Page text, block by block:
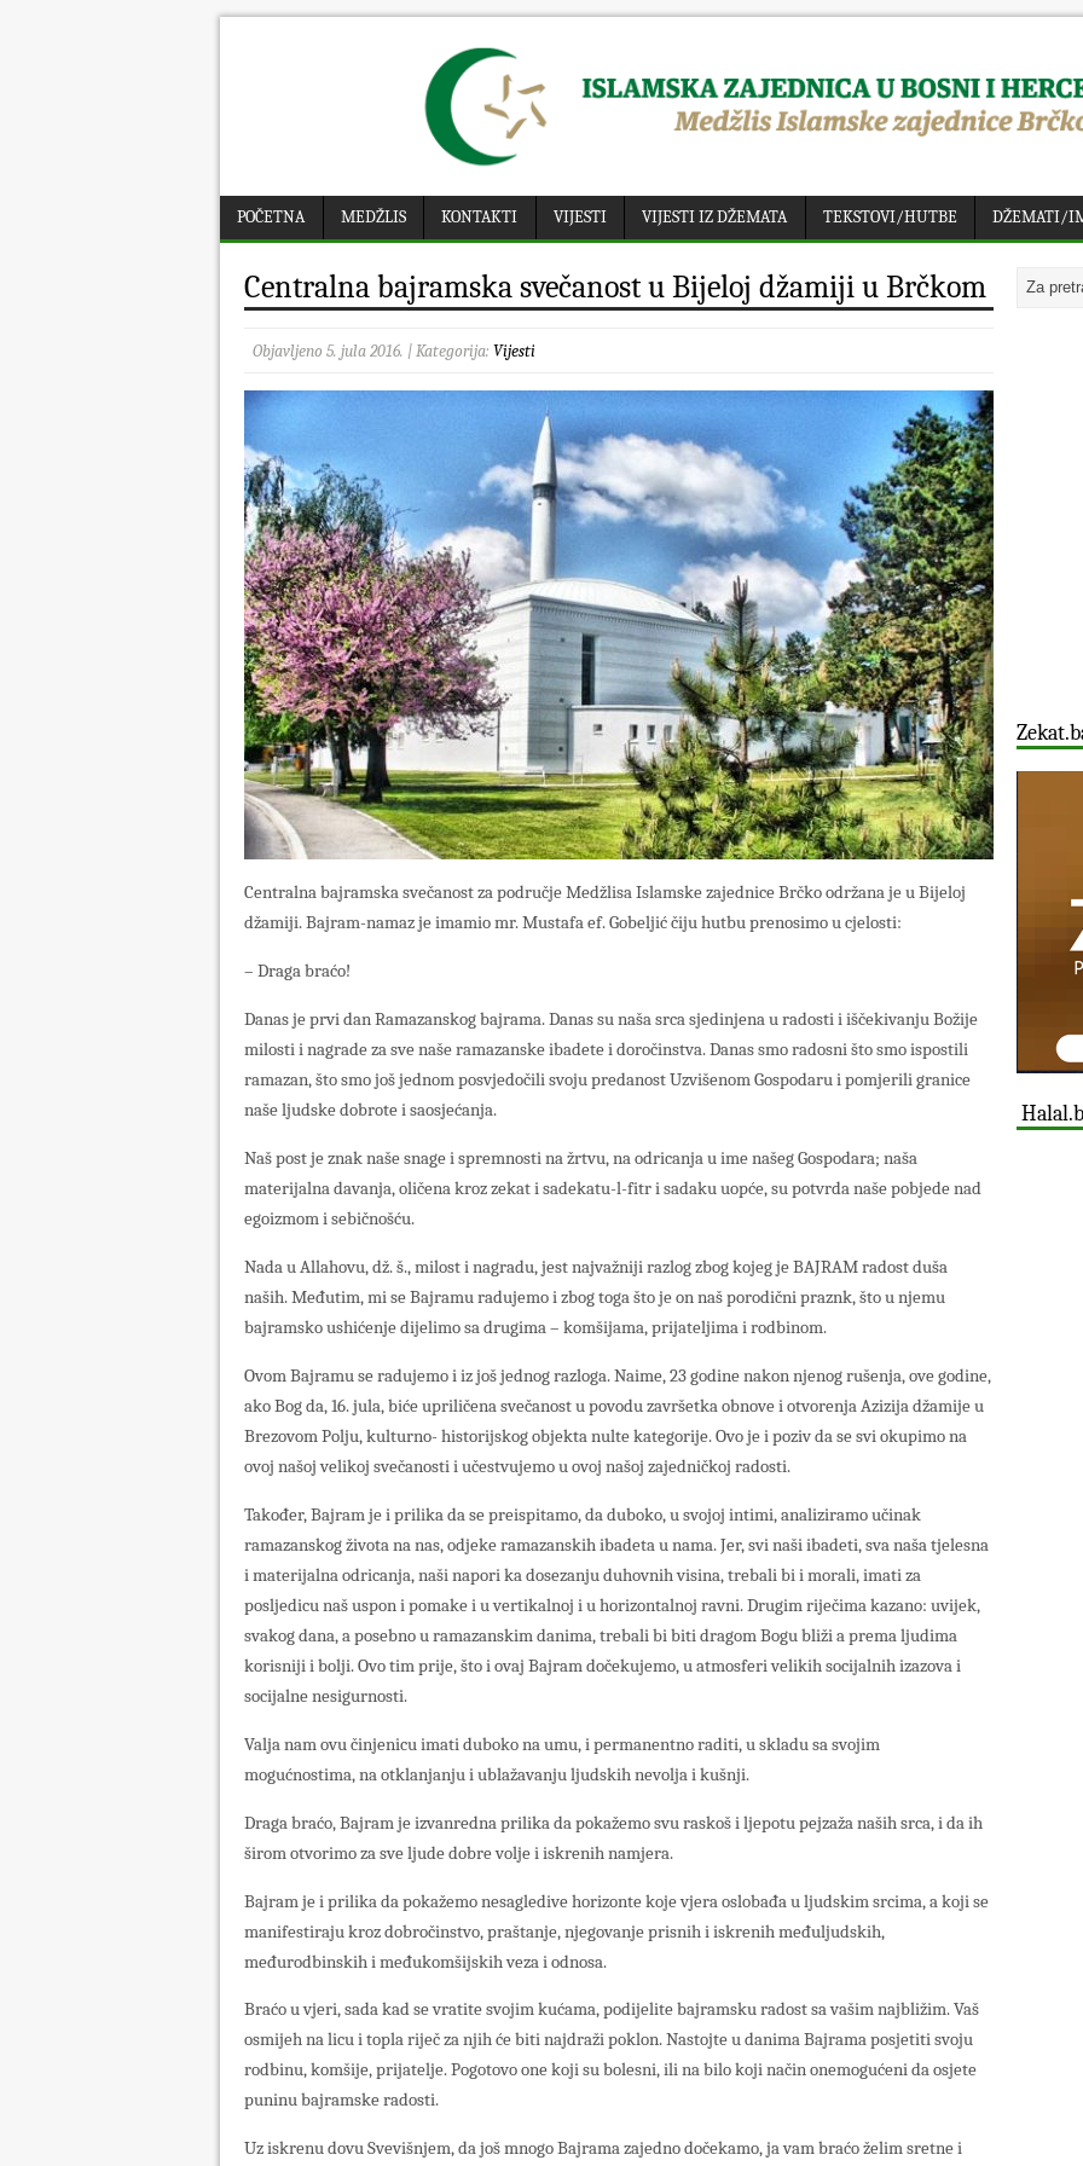
POČETNA MEDŽLIS KONTAKTI VIJESTI VIJESTI IZ DŽEMATA TEKSTOVI/HUTBE DŽEMATI/
Centralna bajramska svečanost u Bijeloj džamiji u Brčkom
Objavljeno 5. jula 2016. | Kategorija: Vijesti
Centralna bajramska svečanost za područje Medžlisa Islamske zajednice Brčko održana je u Bijeloj
džamiji. Bajram-namaz je imamio mr. Mustafa ef. Gobeljić čiju hutbu prenosimo u cjelosti:
– Draga braćo!
Danas je prvi dan Ramazanskog bajrama. Danas su naša srca sjedinjena u radosti i iščekivanju Božije
milosti i nagrade za sve naše ramazanske ibadete i doročinstva. Danas smo radosni što smo ispostili
ramazan, što smo još jednom posvjedočili svoju predanost Uzvišenom Gospodaru i pomjerili granice
naše ljudske dobrote i saosjećanja.
Naš post je znak naše snage i spremnosti na žrtvu, na odricanja u ime našeg Gospodara; naša
materijalna davanja, oličena kroz zekat i sadekatu-l-fitr i sadaku uopće, su potvrda naše pobjede nad
egoizmom i sebičnošću.
Nada u Allahovu, dž. š., milost i nagradu, jest najvažniji razlog zbog kojeg je BAJRAM radost duša
naših. Međutim, mi se Bajramu radujemo i zbog toga što je on naš porodični praznk, što u njemu
bajramsko ushićenje dijelimo sa drugima – komšijama, prijateljima i rodbinom.
Ovom Bajramu se radujemo i iz još jednog razloga. Naime, 23 godine nakon njenog rušenja, ove godine,
ako Bog da, 16. jula, biće upriličena svečanost u povodu završetka obnove i otvorenja Azizija džamije u
Brezovom Polju, kulturno- historijskog objekta nulte kategorije. Ovo je i poziv da se svi okupimo na
ovoj našoj velikoj svečanosti i učestvujemo u ovoj našoj zajedničkoj radosti.
Također, Bajram je i prilika da se preispitamo, da duboko, u svojoj intimi, analiziramo učinak
ramazanskog života na nas, odjeke ramazanskih ibadeta u nama. Jer, svi naši ibadeti, sva naša tjelesna
i materijalna odricanja, naši napori ka dosezanju duhovnih visina, trebali bi i morali, imati za
posljedicu naš uspon i pomake i u vertikalnoj i u horizontalnoj ravni. Drugim riječima kazano: uvijek,
svakog dana, a posebno u ramazanskim danima, trebali bi biti dragom Bogu bliži a prema ljudima
korisniji i bolji. Ovo tim prije, što i ovaj Bajram dočekujemo, u atmosferi velikih socijalnih izazova i
socijalne nesigurnosti.
Valja nam ovu činjenicu imati duboko na umu, i permanentno raditi, u skladu sa svojim
mogućnostima, na otklanjanju i ublažavanju ljudskih nevolja i kušnji.
Draga braćo, Bajram je izvanredna prilika da pokažemo svu raskoš i ljepotu pejzaža naših srca, i da ih
širom otvorimo za sve ljude dobre volje i iskrenih namjera.
Bajram je i prilika da pokažemo nesagledive horizonte koje vjera oslobađa u ljudskim srcima, a koji se
manifestiraju kroz dobročinstvo, praštanje, njegovanje prisnih i iskrenih međuljudskih,
međurodbinskih i međukomšijskih veza i odnosa.
Braćo u vjeri, sada kad se vratite svojim kućama, podijelite bajramsku radost sa vašim najbližim. Vaš
osmijeh na licu i topla riječ za njih će biti najdraži poklon. Nastojte u danima Bajrama posjetiti svoju
rodbinu, komšije, prijatelje. Pogotovo one koji su bolesni, ili na bilo koji način onemogućeni da osjete
puninu bajramske radosti.
Uz iskrenu dovu Svevišnjem, da još mnogo Bajrama zajedno dočekamo, ja vam braćo želim sretne i